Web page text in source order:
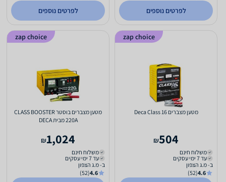
לפרטים נוספים לפרטים נוספים
מטען מצברים Deca Class 16
504
₪
משלוח חינם
עד 7 ימי עסקים
ב- מ.ג הצפון
4.6
(52)
zap choice
מטען מצברים בוסטר CLASS BOOSTER
220A מבית DECA
1,024
₪
משלוח חינם
עד 7 ימי עסקים
ב- מ.ג הצפון
4.6
(52)
zap choice